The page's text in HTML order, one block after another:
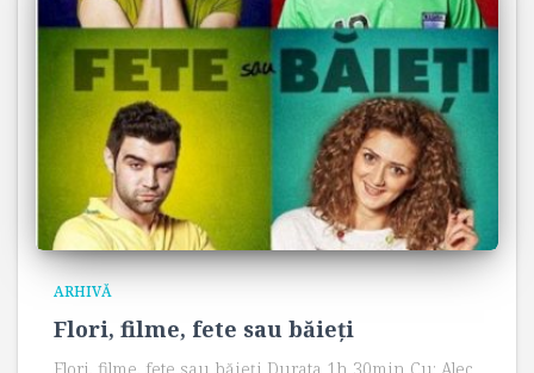
ARHIVĂ
Flori, filme, fete sau băieți